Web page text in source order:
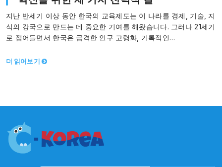
지난 반세기 이상 동안 한국의 교육제도는 이 나라를 경제, 기술, 지
식의 강국으로 만드는 데 중요한 기여를 해왔습니다. 그러나 21세기
로 접어들면서 한국은 급격한 인구 고령화, 기록적인…
더 읽어보기